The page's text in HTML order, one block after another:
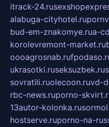
itrack-24.ru
alabuga-cityhotel.ru
bud-em-znakomye.rua-
korolevremont-market.ru
oooagrosnab.ru
ukrasotki.ruseksuzbek.ru
sovratili.ruolecoon.ruvd-
rbc-news.ruporno-
13autor-kolonka.ru
hostserve.ruporno-na-